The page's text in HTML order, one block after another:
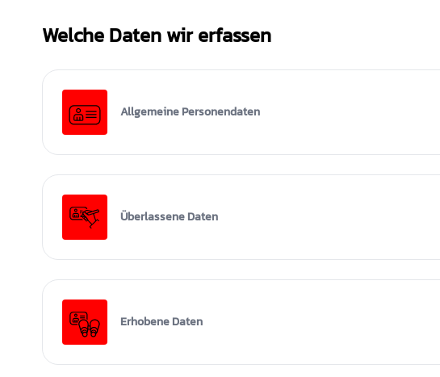
Welche Daten wir erfassen
Allgemeine Personendaten
Überlassene Daten
Erhobene Daten